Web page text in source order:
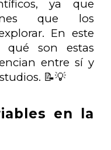
ya que
que los
En este
qué son estas
entre sí y
📝💡
en la